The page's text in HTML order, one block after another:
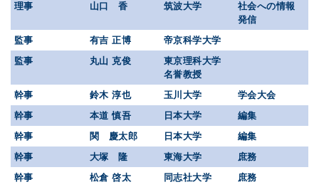
理事
山口 香 筑波大学
社会への情報
発信
監事
有吉 正博
帝京科学大学
監事
丸山 克俊
東京理科大学
名誉教授
幹事
鈴木 淳也 玉川大学
学会大会
幹事
本道 慎吾 日本大学
編集
幹事
関 慶太郎 日本大学
編集
幹事
大塚 隆 東海大学
庶務
幹事
松倉 啓太 同志社大学 庶務